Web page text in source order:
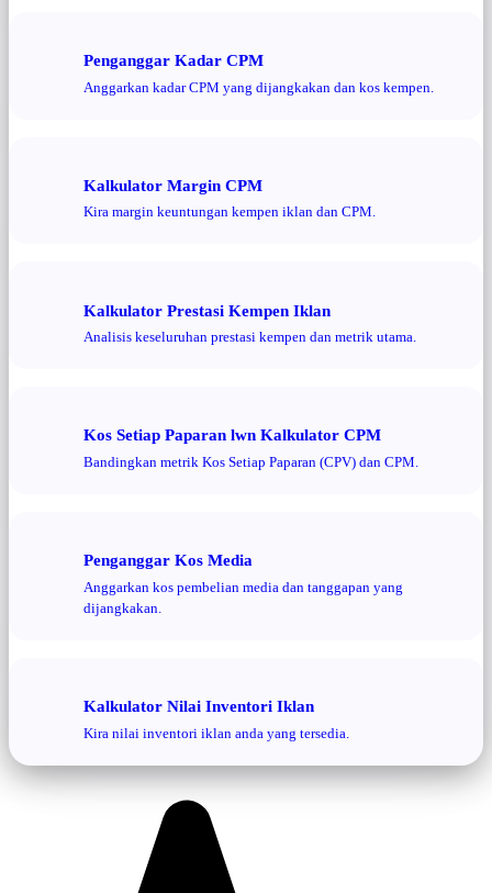
Penganggar Kadar CPM
Anggarkan kadar CPM yang dijangkakan dan kos kempen.
Kalkulator Margin CPM
Kira margin keuntungan kempen iklan dan CPM.
Kalkulator Prestasi Kempen Iklan
Analisis keseluruhan prestasi kempen dan metrik utama.
Kos Setiap Paparan lwn Kalkulator CPM
Bandingkan metrik Kos Setiap Paparan (CPV) dan CPM.
Penganggar Kos Media
Anggarkan kos pembelian media dan tanggapan yang
dijangkakan.
Kalkulator Nilai Inventori Iklan
Kira nilai inventori iklan anda yang tersedia.